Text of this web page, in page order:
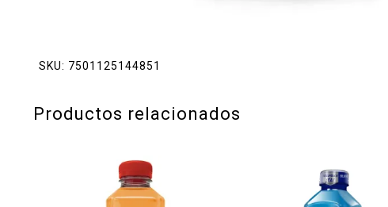
SKU: 7501125144851
Productos relacionados